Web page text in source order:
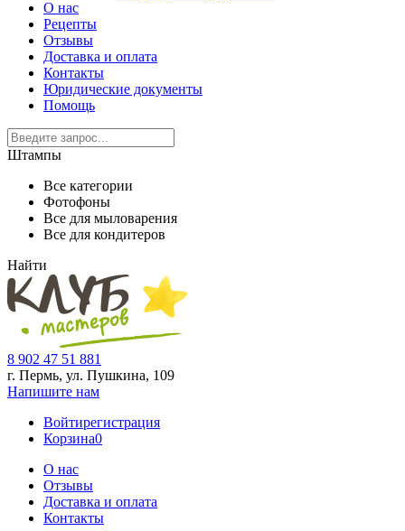
О нас
Рецепты
Отзывы
Доставка и оплата
Контакты
Юридические документы
Помощь
Штампы
Все категории
Фотофоны
Все для мыловарения
Все для кондитеров
Найти
8 902 47 51 881
г. Пермь, ул. Пушкина, 109
Напишите нам
Войтирегистрация
Корзина0
О нас
Отзывы
Доставка и оплата
Контакты